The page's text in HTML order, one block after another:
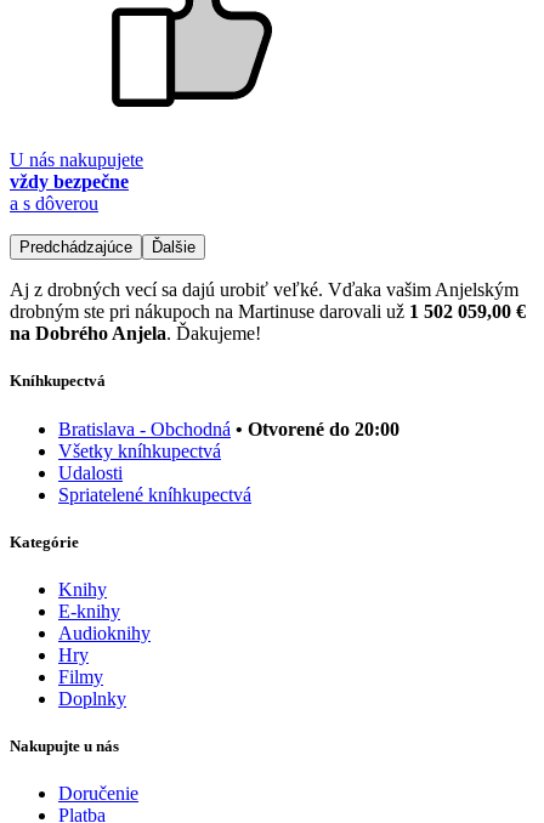
U nás nakupujete
vždy bezpečne
a s dôverou
Predchádzajúce Ďalšie
Aj z drobných vecí sa dajú urobiť veľké. Vďaka vašim Anjelským
drobným ste pri nákupoch na Martinuse darovali už 1 502 059,00 €
na Dobrého Anjela. Ďakujeme!
Kníhkupectvá
Bratislava - Obchodná • Otvorené do 20:00
Všetky kníhkupectvá
Udalosti
Spriatelené kníhkupectvá
Kategórie
Knihy
E-knihy
Audioknihy
Hry
Filmy
Doplnky
Nakupujte u nás
Doručenie
Platba